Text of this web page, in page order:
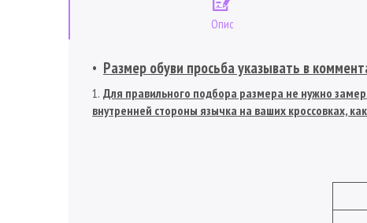
Опис
Размер обуви просьба указывать в
Для правильного подбора размера не нужно
внутренней стороны язычка на ваших кроссовках,